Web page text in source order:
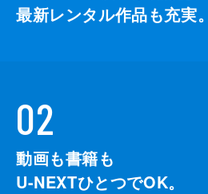
最新レンタル作品も充実。
02
動画も書籍も
U-NEXTひとつでOK。